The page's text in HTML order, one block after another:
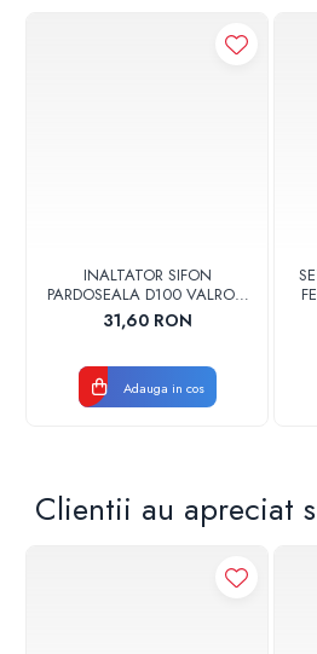
INALTATOR SIFON
PARDOSEALA D100 VALROM
17001900004
31,60 RON
Adauga in cos
Clientii au apreciat